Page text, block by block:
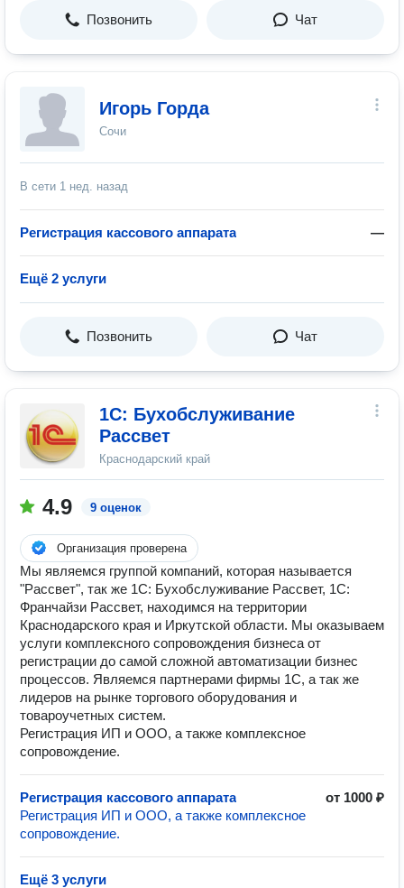
Позвонить Чат
Игорь Горда
Сочи
В сети 1 нед. назад
Регистрация кассового аппарата —
Ещё 2 услуги
Позвонить Чат
1С: Бухобслуживание
Рассвет
Краснодарский край
4.9 9 оценок
Организация проверена
Мы являемся группой компаний, которая называется
"Рассвет", так же 1С: Бухобслуживание Рассвет, 1С:
Франчайзи Рассвет, находимся на территории
Краснодарского края и Иркутской области. Мы оказываем
услуги комплексного сопровождения бизнеса от
регистрации до самой сложной автоматизации бизнес
процессов. Являемся партнерами фирмы 1С, а так же
лидеров на рынке торгового оборудования и
товароучетных систем.
Регистрация ИП и ООО, а также комплексное
сопровождение.
Регистрация кассового аппарата
от 1000 ₽
Регистрация ИП и ООО, а также комплексное
сопровождение.
Ещё 3 услуги